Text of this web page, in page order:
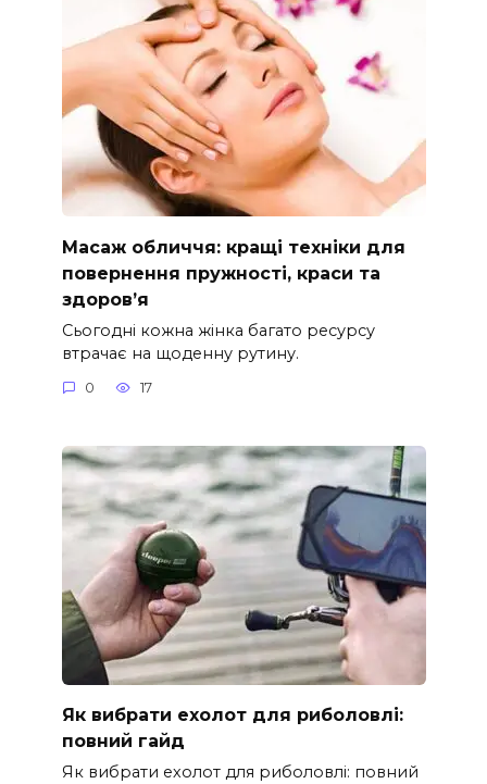
Масаж обличчя: кращі техніки для
повернення пружності, краси та
здоров’я
Сьогодні кожна жінка багато ресурсу
втрачає на щоденну рутину.
0 17
Як вибрати ехолот для риболовлі:
повний гайд
Як вибрати ехолот для риболовлі: повний